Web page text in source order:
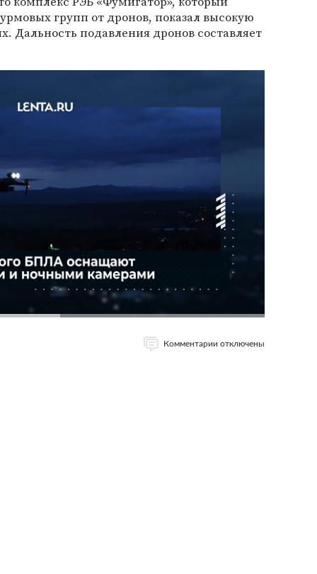
групп от дронов, показал высокую
Дальность подавления дронов составляет
Комментарии отключены